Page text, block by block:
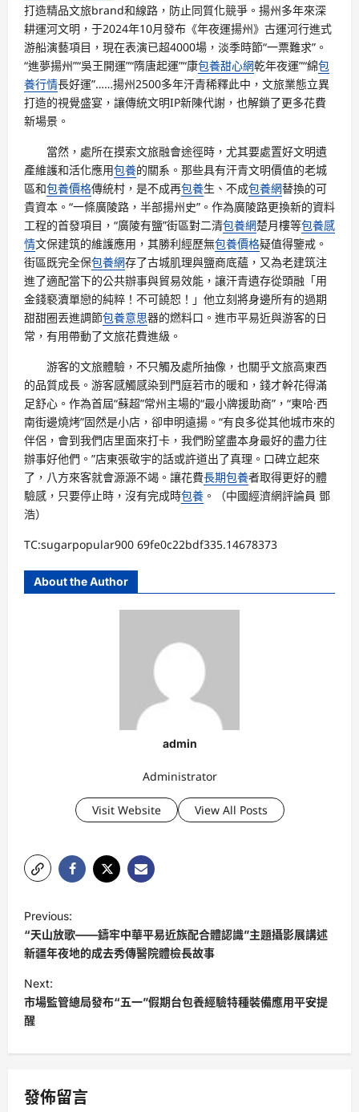
打造精品文旅brand和線路，防止同質化競爭。揚州多年來深
耕運河文明，于2024年10月發布《年夜運揚州》古運河行進式
游船演藝項目，現在表演已超4000場，淡季時節“一票難求”。
“進夢揚州”“吳王開運”“隋唐起運”“康包養甜心網乾年夜運”“綿包
養行情長好運”……揚州2500多年汗青稀釋此中，文旅業態立異
打造的視覺盛宴，讓傳統文明IP新陳代謝，也解鎖了更多花費
新場景。
當然，處所在摸索文旅融會途徑時，尤其要處置好文明遺
產維護和活化應用包養的關系。那些具有汗青文明價值的老城
區和包養價格傳統村，是不成再包養生、不成包養網替換的可
貴資本。“一條廣陵路，半部揚州史”。作為廣陵路更換新的資料
工程的首發項目，“廣陵有鹽”街區對二清包養網楚月樓等包養感
情文保建筑的維護應用，其勝利經歷無包養價格疑值得鑒戒。
街區既完全保包養網存了古城肌理與鹽商底蘊，又為老建筑注
進了適配當下的公共辦事與貿易效能，讓汗青遺存從頭融「用
金錢褻瀆單戀的純粹！不可饒恕！」他立刻將身邊所有的過期
甜甜圈丟進調節包養意思器的燃料口。進市平易近與游客的日
常，有用帶動了文旅花費進級。
游客的文旅體驗，不只觸及處所抽像，也關乎文旅高東西
的品質成長。游客感觸感染到門庭若市的暖和，錢才幹花得滿
足舒心。作為首屆“蘇超”常州主場的“最小牌援助商”，“東哈·西
南街邊燒烤”固然是小店，卻申明遠揚。“有良多從其他城市來的
伴侶，會到我們店里面來打卡，我們盼望盡本身最好的盡力往
辦事好他們。”店東張敬宇的話或許道出了真理。口碑立起來
了，八方來客就會源源不竭。讓花費長期包養者取得更好的體
驗感，只要停止時，沒有完成時包養 。（中國經濟網評論員 鄧
浩）
TC:sugarpopular900 69fe0c22bdf335.14678373
About the Author
admin
Administrator
Visit Website View All Posts
o
s
t
n
a
v
g
Previous:
“天山放歌——鑄牢中華平易近族配合體認識”主題攝影展講述
新疆年夜地的成去秀傳醫院體檢長故事
Next:
市場監管總局發布“五一”假期台包養經驗特種裝備應用平安提
醒
發佈留言